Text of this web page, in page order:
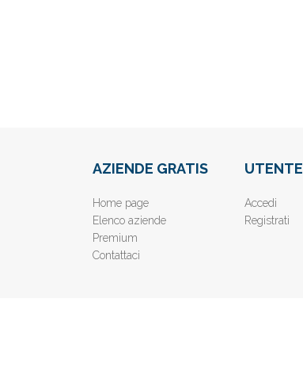
AZIENDE GRATIS
Home page
Elenco aziende
Premium
Contattaci
UTENTE
Accedi
Registrati